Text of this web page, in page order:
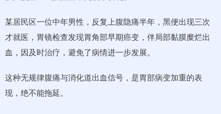
某居民区一位中年男性，反复上腹隐痛半年，黑便出现三次
才就医，胃镜检查发现胃角部早期癌变，伴局部黏膜糜烂出
血，因及时治疗，避免了病情进一步发展。
这种无规律腹痛与消化道出血信号，是胃部病变加重的表
现，绝不能拖延。